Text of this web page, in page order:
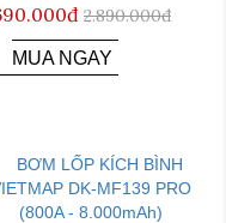
2.890.000đ
MUA NGAY